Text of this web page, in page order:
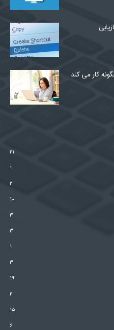
۲۱
۱
۲
۱۰
۳
۳
۱
۳
۱۹
۲
۱۵
۶